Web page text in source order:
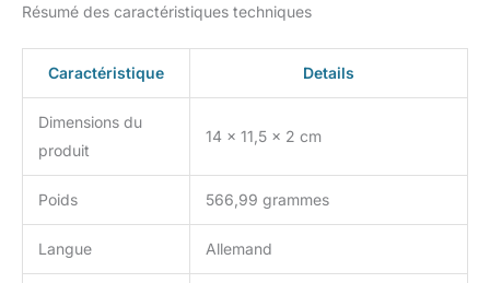
Résumé des caractéristiques techniques
Caractéristique Details
Dimensions du
produit
14 x 11,5 x 2 cm
Poids 566,99 grammes
Langue Allemand